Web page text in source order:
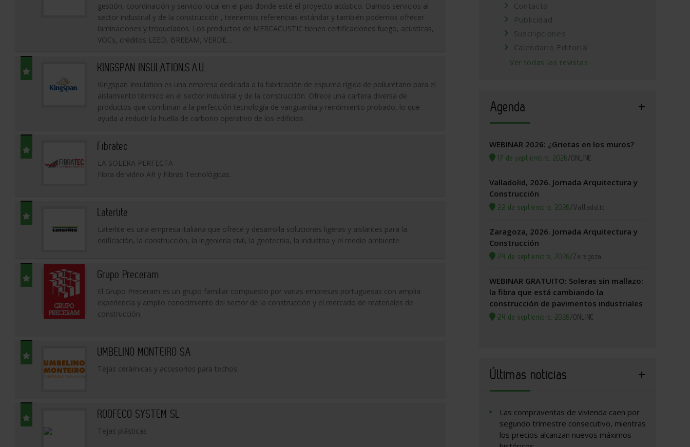
gestión, coordinación y servicio local en el pais donde esté el proyecto acústico. Damos servicios al
sector industrial y de la construcción , teenemos referencias estándar y también podemos ofrecer
laminaciones y troquelados. Los productos de MERCACUSTIC tienen certificaciones fuego, acústicas,
VOCs, créditos LEED, BREEAM, VERDE…
KINGSPAN INSULATION,S.A.U.
Kingspan Insulation es una empresa dedicada a la fabricación de espuma rígida de poliuretano para el
aislamiento térmico en el sector industrial y de la construcción. Ofrece una cartera diversa de
productos que combinan a la perfección tecnología de vanguardia y rendimiento probado, lo que
ayuda a redudir la huella de carbono operativo de los edificios.
Fibratec
LA SOLERA PERFECTA
Fibra de vidrio AR y Fibras Tecnológicas.
Laterlite
Laterlite es una empresa italiana que ofrece y desarrolla soluciones ligeras y aislantes para la
edificación, la construcción, la ingeniería civil, la geotecnia, la industria y el medio ambiente.
Grupo Preceram
El Grupo Preceram es un grupo familiar compuesto por varias empresas portuguesas con amplia
experiencia y amplio conocimiento del sector de la construcción y el mercado de materiales de
construcción.
UMBELINO MONTEIRO SA
Tejas cerámicas y accesorios para techos
ROOFECO SYSTEM SL
Tejas plásticas
Contacto
Publicidad
Suscripciones
Calendario Editorial
Ver todas las revistas
Agenda
WEBINAR 2026: ¿Grietas en los muros?
17 de septiembre, 2026/ONLINE
Valladolid, 2026. Jornada Arquitectura y
Construcción
22 de septiembre, 2026/Valladolid
Zaragoza, 2026. Jornada Arquitectura y
Construcción
24 de septiembre, 2026/Zaragoza
WEBINAR GRATUITO: Soleras sin mallazo:
la fibra que está cambiando la
construcción de pavimentos industriales
24 de septiembre, 2026/ONLINE
Últimas noticias
Las compraventas de vivienda caen por
segundo trimestre consecutivo, mientras
los precios alcanzan nuevos máximos